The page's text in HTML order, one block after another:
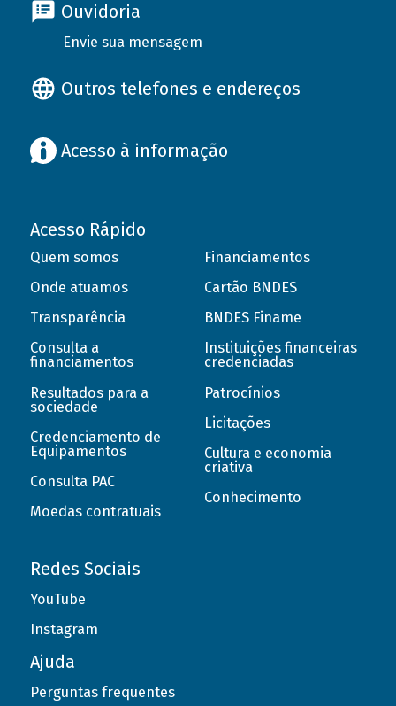
Ouvidoria
Envie sua mensagem
Outros telefones e endereços
Acesso à informação
Acesso Rápido
Quem somos
Onde atuamos
Transparência
Consulta a
financiamentos
Resultados para a
sociedade
Credenciamento de
Equipamentos
Consulta PAC
Moedas contratuais
Financiamentos
Cartão BNDES
BNDES Finame
Instituições financeiras
credenciadas
Patrocínios
Licitações
Cultura e economia
criativa
Conhecimento
Redes Sociais
YouTube
Instagram
Ajuda
Perguntas frequentes